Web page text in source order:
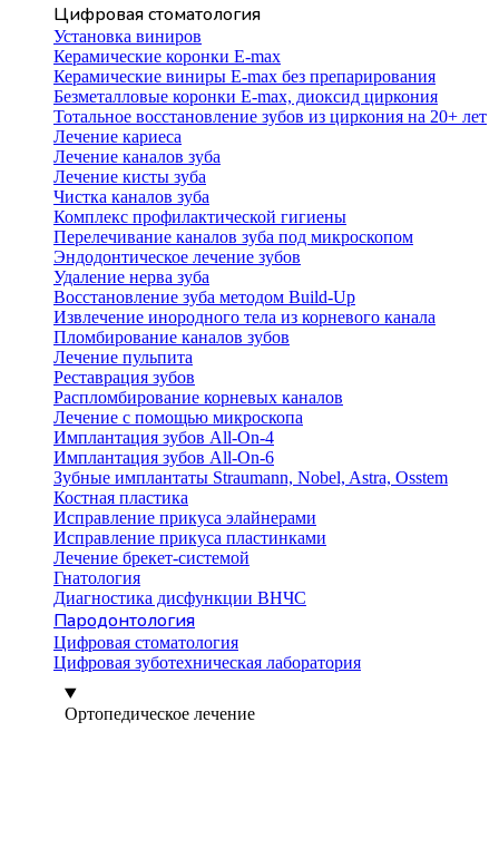
Цифровая стоматология
Установка виниров
Керамические коронки E-max
Керамические виниры E-max без препарирования
Безметалловые коронки Е-max, диоксид циркония
Тотальное восстановление зубов из циркония на 20+ лет
Лечение кариеса
Лечение каналов зуба
Лечение кисты зуба
Чистка каналов зуба
Комплекс профилактической гигиены
Перелечивание каналов зуба под микроскопом
Эндодонтическое лечение зубов
Удаление нерва зуба
Восстановление зуба методом Build-Up
Извлечение инородного тела из корневого канала
Пломбирование каналов зубов
Лечение пульпита
Реставрация зубов
Распломбирование корневых каналов
Лечение с помощью микроскопа
Имплантация зубов All-On-4
Имплантация зубов All-On-6
Зубные имплантаты Straumann, Nobel, Astra, Osstem
Костная пластика
Исправление прикуса элайнерами
Исправление прикуса пластинками
Лечение брекет-системой
Гнатология
Диагностика дисфункции ВНЧС
Пародонтология
Цифровая стоматология
Цифровая зуботехническая лаборатория
Ортопедическое лечение